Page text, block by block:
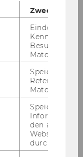
Zweck
Eindeutige
Besuchers
Matomo.
Speicherung
Referrers
Matomo.
Speicherung
den aktuellen
durch